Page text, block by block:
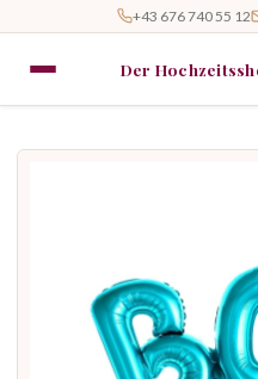
+43 676 740 55 12
Der